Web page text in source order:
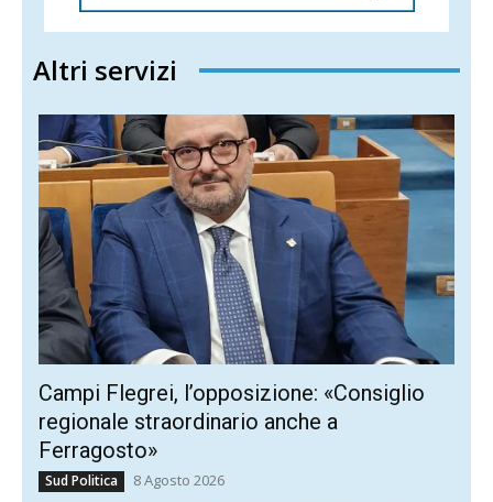
Altri servizi
Campi Flegrei, l’opposizione: «Consiglio
regionale straordinario anche a
Ferragosto»
Sud Politica 8 Agosto 2026